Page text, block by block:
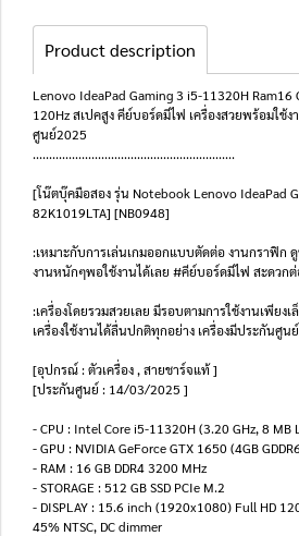
Product description
Lenovo IdeaPad Gaming 3 i5-11320H Ram16
120Hz สเปคสูง คีย์บอร์ดมีไฟ เครื่องสวยพร้อมใช้
ศูนย์2025
..............................................................
[โน๊ตบุ๊คมือสอง รุ่น Notebook Lenovo IdeaPad
82K1019LTA] [NB0948]
:เหมาะกับการเล่นเกมออกแบบตัดต่อ งานกราฟิก
งานหนักๆพอใช้งานได้เลย #คีย์บอร์ดมีไฟ สะดวก
:เครื่องโดยรวมสวยเลย มีรอบตามการใช้งานเพียง
เครื่องใช้งานได้ลื่นปกติทุกอย่าง เครื่องมีประกันศูนย์
[อุปกรณ์ : ตัวเครื่อง , สายชาร์จแท้ ]
[ประกันศูนย์ : 14/03/2025 ]
- CPU : Intel Core i5-11320H (3.20 GHz, 8 MB
- GPU : NVIDIA GeForce GTX 1650 (4GB
- RAM : 16 GB DDR4 3200 MHz
- STORAGE : 512 GB SSD PCIe M.2
- DISPLAY : 15.6 inch (1920x1080) Full HD
45% NTSC, DC dimmer